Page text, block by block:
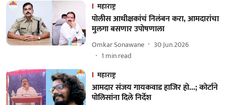
महाराष्ट्र
पोलीस आधीक्षकांचं निलंबन करा, आमदारांचा
मुलगा बसणार उपोषणाला
Omkar Sonawane
30 Jun 2026
1 min read
महाराष्ट्र
आमदार संजय गायकवाड हाजिर हो...; कोर्टाने
पोलिसांना दिले निर्देश